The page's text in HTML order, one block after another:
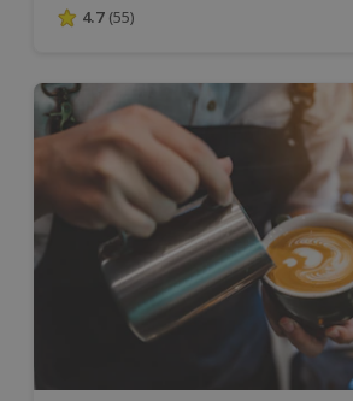
4.7 von 5 Sternen basierend auf
4.7 (55)